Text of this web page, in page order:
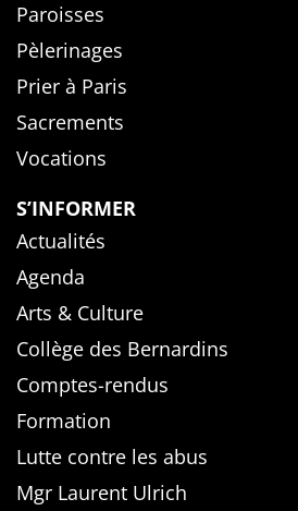
Paroisses
Pèlerinages
Prier à Paris
Sacrements
Vocations
S’INFORMER
Actualités
Agenda
Arts & Culture
Collège des Bernardins
Comptes-rendus
Formation
Lutte contre les abus
Mgr Laurent Ulrich